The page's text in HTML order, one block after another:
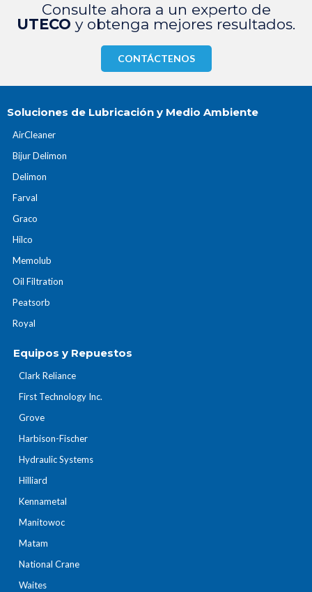
Consulte ahora a un experto de
UTECO y obtenga mejores resultados.
CONTÁCTENOS
Soluciones de Lubricación y Medio Ambiente
AirCleaner
Bijur Delimon
Delimon
Farval
Graco
Hilco
Memolub
Oil Filtration
Peatsorb
Royal
Equipos y Repuestos
Clark Reliance
First Technology Inc.
Grove
Harbison-Fischer
Hydraulic Systems
Hilliard
Kennametal
Manitowoc
Matam
National Crane
Waites